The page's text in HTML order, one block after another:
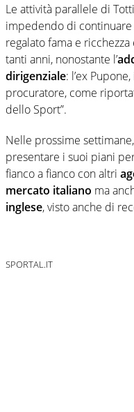
Le attività parallele di
impedendo di continuare
regalato fama e
tanti anni, nonostante l’
dirigenziale: l’ex
procuratore, come
dello Sport”.
Nelle prossime
presentare i suoi piani
fianco a fianco con altri
mercato italiano ma
inglese, visto anche di
SPORTAL.IT